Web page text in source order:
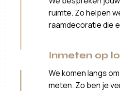
ruimte. Zo helpen
raamdecoratie die
Inmeten op
We komen langs
meten. Zo ben je